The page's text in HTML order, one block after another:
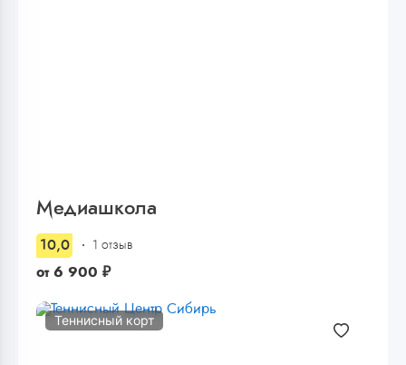
Медиашкола
10,0 1 отзыв
от 6 900 ₽
Теннисный корт